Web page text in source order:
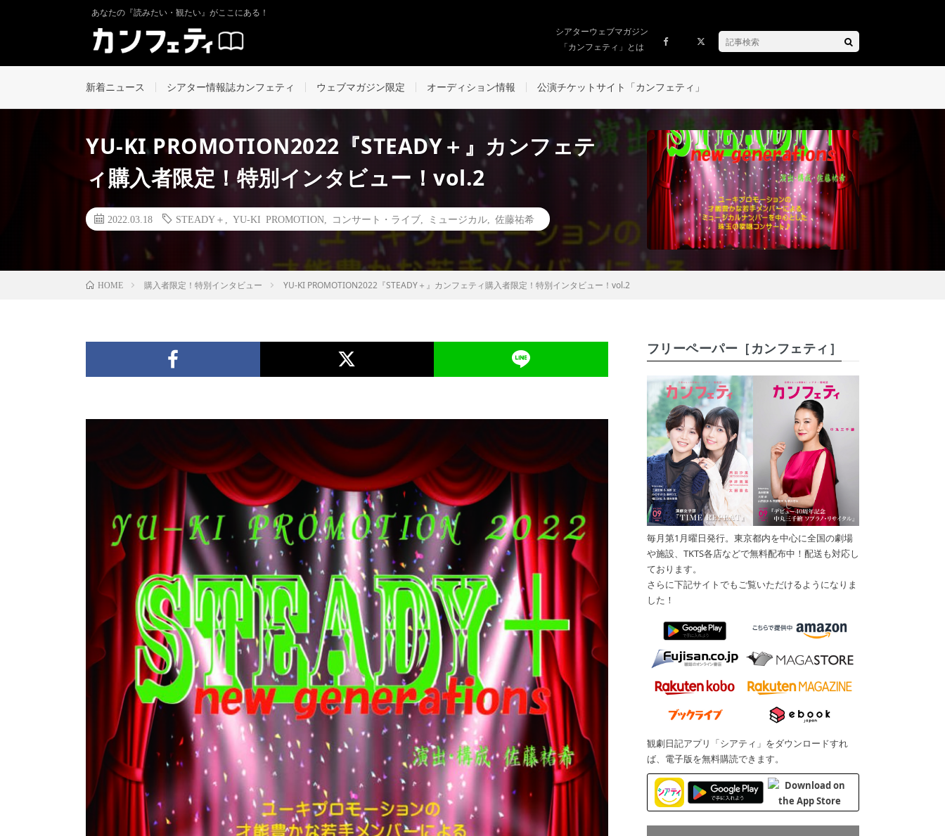
あなたの『読みたい・観たい』がここにある！
シアターウェブマガジン
「カンフェティ」とは
新着ニュース シアター情報誌カンフェティ ウェブマガジン限定 オーディション情報 公演チケットサイト「カンフェティ」
YU-KI PROMOTION2022『STEADY＋』カンフェテ
ィ購入者限定！特別インタビュー！vol.2
2022.03.18 STEADY＋ YU-KI PROMOTION コンサート・ライブ ミュージカル 佐藤祐希
HOME 購入者限定！特別インタビュー YU-KI PROMOTION2022『STEADY＋』カンフェティ購入者限定！特別インタビュー！vol.2
フリーペーパー［カンフェティ］
毎月第1月曜日発行。東京都内を中心に全国の劇場
や施設、TKTS各店などで無料配布中！配送も対応し
ております。
さらに下記サイトでもご覧いただけるようになりま
した！
観劇日記アプリ「シアティ」をダウンロードすれ
ば、電子版を無料購読できます。